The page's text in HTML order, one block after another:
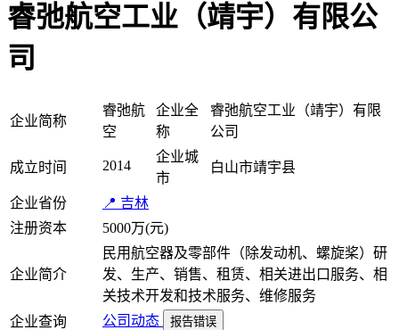
睿弛航空工业（靖宇）有限公
司
企业简称
睿弛航
空
企业全
称
睿弛航空工业（靖宇）有限
公司
成立时间 2014
企业城
市
白山市靖宇县
企业省份
📍 吉林
注册资本
5000万(元)
企业简介
民用航空器及零部件（除发动机、螺旋桨）研
发、生产、销售、租赁、相关进出口服务、相
关技术开发和技术服务、维修服务
企业查询
公司动态 报告错误